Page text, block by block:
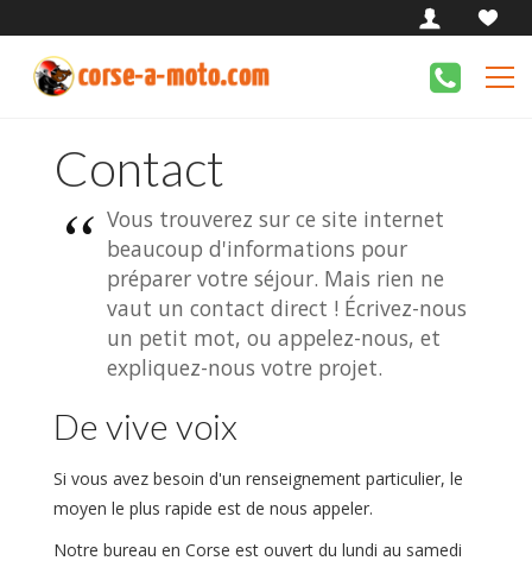
Contact
Vous trouverez sur ce site internet
beaucoup d'informations pour
préparer votre séjour. Mais rien ne
vaut un contact direct ! Écrivez-nous
un petit mot, ou appelez-nous, et
expliquez-nous votre projet.
De vive voix
Si vous avez besoin d'un renseignement particulier, le
moyen le plus rapide est de nous appeler.
Notre bureau en Corse est ouvert du lundi au samedi